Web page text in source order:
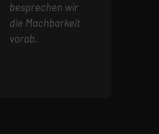
besprechen wir
die Machbarkeit
vorab.